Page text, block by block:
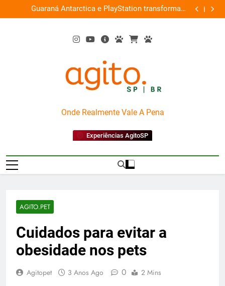
to
Guaraná Antarctica e PlayStation transformam
shopping em arena gamer gratuita
Busch
AgitoSP
Onde Realmente Vale A Pena
Experiências AgitoSP
AGITO.PET
Cuidados para evitar a
obesidade nos pets
Agitopet 3 Anos Ago 0 2 Mins